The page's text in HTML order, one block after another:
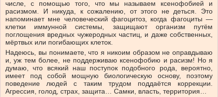
числе, с помощью того, что мы называем ксенофобией и
расизмом. И никуда, к сожалению, от этого не деться. Это
напоминает мне человеческий фагоцитоз, когда фагоциты —
клетки иммунной системы, защищают организм путём
поглощения вредных чужеродных частиц, и даже собственных,
мёртвых или погибающих клеток.
Надеюсь, вы понимаете, что я никоим образом не оправдываю
и, уж тем более, не поддерживаю ксенофобию и расизм! Но я
думаю, что всякий наш поступок подобного рода, вероятно,
имеет под собой мощную биологическую основу, поэтому
поведение людей с таким трудом поддаётся коррекции.
Агрессия, голод, страх, защита… Самки, власть, территория…